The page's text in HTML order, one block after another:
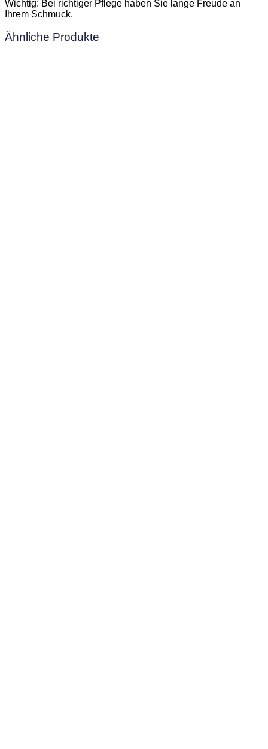
Wichtig: Bei richtiger Pflege haben Sie lange Freude an
Ihrem Schmuck.
Ähnliche Produkte